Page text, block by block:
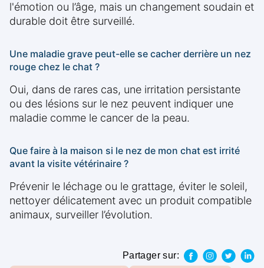
l'émotion ou l’âge, mais un changement soudain et
durable doit être surveillé.
Une maladie grave peut-elle se cacher derrière un nez
rouge chez le chat ?
Oui, dans de rares cas, une irritation persistante
ou des lésions sur le nez peuvent indiquer une
maladie comme le cancer de la peau.
Que faire à la maison si le nez de mon chat est irrité
avant la visite vétérinaire ?
Prévenir le léchage ou le grattage, éviter le soleil,
nettoyer délicatement avec un produit compatible
animaux, surveiller l’évolution.
Partager sur: